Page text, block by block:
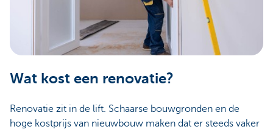
Wat kost een renovatie?
Renovatie zit in de lift. Schaarse bouwgronden en de
hoge kostprijs van nieuwbouw maken dat er steeds vaker